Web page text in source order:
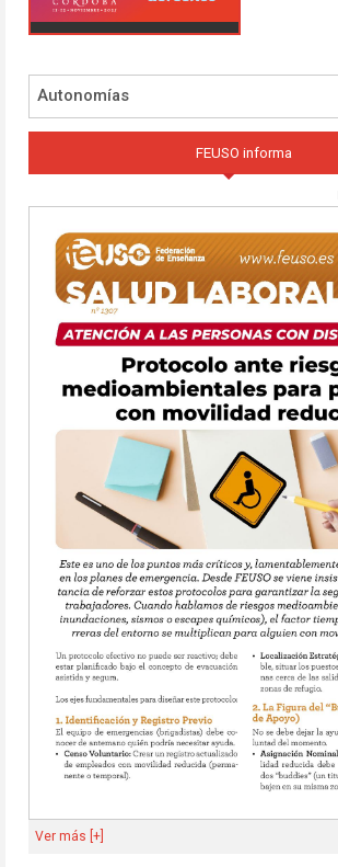
Autonomías
FEUSO informa
Ver más [+]